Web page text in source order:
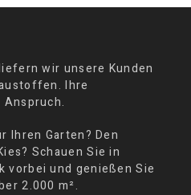
wir unsere Kunden
Ihre
Ihren Garten? Den
Schauen Sie in
vorbei und genießen Sie
2.000 m².